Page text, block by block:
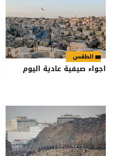
الطقس
اجواء صيفية عادية اليوم